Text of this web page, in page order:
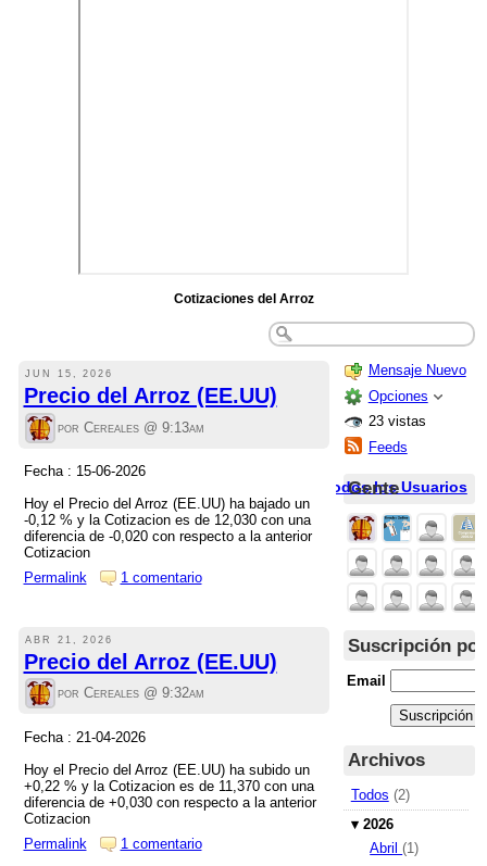
Cotizaciones del Arroz
JUN 15, 2026
Precio del Arroz (EE.UU)
por Cereales @ 9:13am
Fecha : 15-06-2026
Hoy el Precio del Arroz (EE.UU) ha bajado un
-0,12 % y la Cotizacion es de 12,030 con una
diferencia de -0,020 con respecto a la anterior
Cotizacion
Permalink
1 comentario
ABR 21, 2026
Precio del Arroz (EE.UU)
por Cereales @ 9:32am
Fecha : 21-04-2026
Hoy el Precio del Arroz (EE.UU) ha subido un
+0,22 % y la Cotizacion es de 11,370 con una
diferencia de +0,030 con respecto a la anterior
Cotizacion
Permalink
1 comentario
Mensaje Nuevo
Opciones
23 vistas
Feeds
Todos los Usuarios
Gente
Suscripción
Email
Archivos
Todos (2)
▾2026
Abril(1)